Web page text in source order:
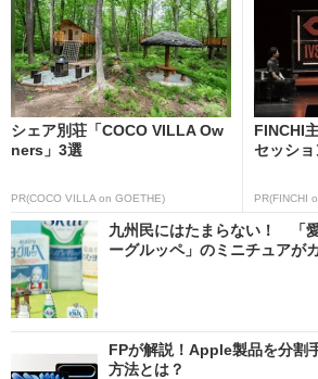
シェア別荘「COCO VILLA Ow
ners」3選
PR(COCO VILLA on GOETHE)
FINCHI
セッショ
PR(FINCHI
九州民にはたまらない！ 「
ーグルッペ」のミニチュアが
FPが解説！Apple製品を分割
方法とは？